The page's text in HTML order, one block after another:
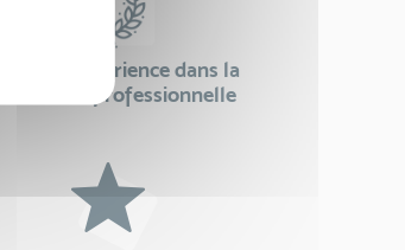
24 ans d'expérience dans la
formation professionnelle